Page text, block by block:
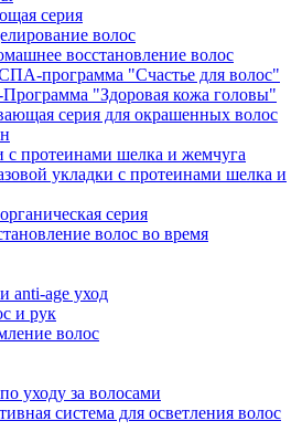
серия
волос
восстановление волос
программа "Счастье для волос"
"Здоровая кожа головы"
серия для окрашенных волос
с протеинами шелка и жемчуга
укладки с протеинами шелка и
серия
волос во время
anti-age уход
и рук
волос
уходу за волосами
система для осветления волос